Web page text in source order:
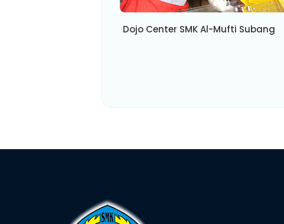
Dojo Center SMK Al-Mufti Subang